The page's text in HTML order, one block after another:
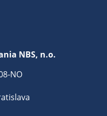
NBS, n.o.
NO